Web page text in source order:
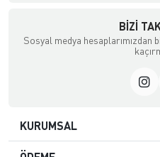
BIZI
Sosyal medya hesaplarımızdan
KURUMSAL